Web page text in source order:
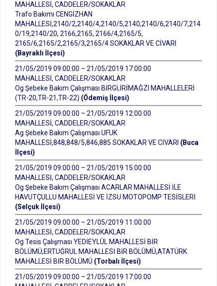
MAHALLESİ, CADDELER/SOKAKLAR
Trafo Bakımı CENGİZHAN
MAHALLESİ,2140/2,2140/4,2140/5,2140,2140/6,2140/7,214
0/19,2140/20, 2166,2165, 2166/4,2165/5,
2165/6,2165/2,2165/3,2165/4 SOKAKLAR VE CİVARI
(Bayraklı İlçesi)
21/05/2019 09:00:00 – 21/05/2019 17:00:00
MAHALLESİ, CADDELER/SOKAKLAR
Og Şebeke Bakım Çalışması BİRGİ,İRİMAĞZI MAHALLELERİ
(TR-20,TR-21,TR-22) (Ödemiş İlçesi)
21/05/2019 09:00:00 – 21/05/2019 12:00:00
MAHALLESİ, CADDELER/SOKAKLAR
Ag Şebeke Bakım Çalışması UFUK
MAHALLESİ,848,848/5,846,885 SOKAKLAR VE CİVARI (Buca
İlçesi)
21/05/2019 09:00:00 – 21/05/2019 15:00:00
MAHALLESİ, CADDELER/SOKAKLAR
Og Şebeke Bakım Çalışması ACARLAR MAHALLESİ İLE
HAVUTÇULLU MAHALLESİ VE İZSU MOTOPOMP TESİSLERİ
(Selçuk İlçesi)
21/05/2019 09:00:00 – 21/05/2019 11:00:00
MAHALLESİ, CADDELER/SOKAKLAR
Og Tesis Çalışması YEDİEYLÜL MAHALLESİ BİR
BÖLÜMÜ,ERTUĞRUL MAHALLESİ BİR BÖLÜMÜ,ATATÜRK
MAHALLESİ BİR BÖLÜMÜ (Torbalı İlçesi)
21/05/2019 09:00:00 – 21/05/2019 17:00:00